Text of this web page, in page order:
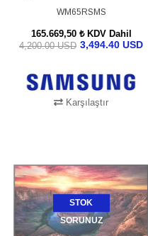
WM65RSMS
165.669,50 ₺ KDV Dahil
3,494.40 USD
4,200.00 USD
Karşılaştır
STOK
SORUNUZ